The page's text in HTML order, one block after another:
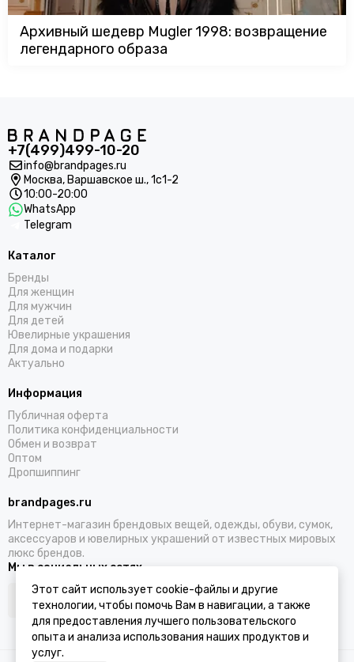
Архивный шедевр Mugler 1998: возвращение
легендарного образа
+7(499)499-10-20
info@brandpages.ru
Москва, Варшавское ш., 1с1-2
10:00-20:00
WhatsApp
Telegram
Каталог
Бренды
Для женщин
Для мужчин
Для детей
Ювелирные украшения
Для дома и подарки
Актуально
Информация
Публичная оферта
Политика конфиденциальности
Обмен и возврат
Оптом
Дропшиппинг
brandpages.ru
Интернет-магазин брендовых вещей, одежды, обуви, сумок,
аксессуаров и ювелирных украшений от известных мировых
люкс брендов.
Мы в социальных сетях
Этот сайт использует cookie-файлы и другие
технологии, чтобы помочь Вам в навигации, а также
для предоставления лучшего пользовательского
опыта и анализа использования наших продуктов и
услуг.